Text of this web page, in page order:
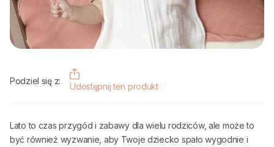
Podziel się z:
Udostępnij ten produkt
Lato to czas przygód i zabawy dla wielu rodziców, ale może to
być również wyzwanie, aby Twoje dziecko spało wygodnie i